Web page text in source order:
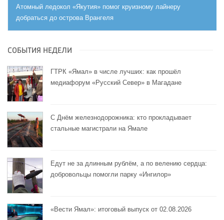
Атомный ледокол «Якутия» помог круизному лайнеру
добраться до острова Врангеля
СОБЫТИЯ НЕДЕЛИ
ГТРК «Ямал» в числе лучших: как прошёл
медиафорум «Русский Север» в Магадане
С Днём железнодорожника: кто прокладывает
стальные магистрали на Ямале
Едут не за длинным рублём, а по велению сердца:
добровольцы помогли парку «Ингилор»
«Вести Ямал»: итоговый выпуск от 02.08.2026